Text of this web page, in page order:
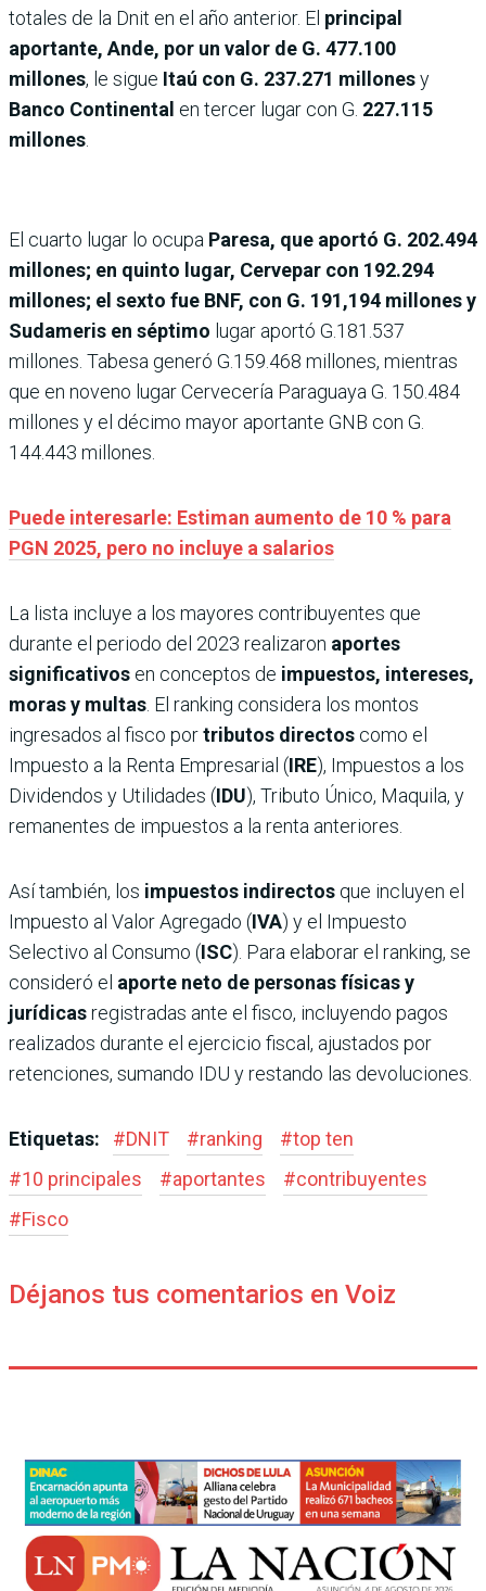
totales de la Dnit en el año anterior. El principal
aportante, Ande, por un valor de G. 477.100
millones, le sigue Itaú con G. 237.271 millonesy
Banco Continental en tercer lugar con G. 227.115
millones
El cuarto lugar lo ocupa Paresa, que aportó G. 202.494
millones; en quinto lugar, Cervepar con 192.294
millones; el sexto fue BNF, con G. 191,194 millones y
Sudameris en séptimo lugar aportó G.181.537
millones. Tabesa generó G.159.468 millones, mientras
que en noveno lugar Cervecería Paraguaya G. 150.484
millones y el décimo mayor aportante GNB con G.
144.443 millones.
Puede interesarle: Estiman aumento de 10 % para
PGN 2025, pero no incluye a salarios
La lista incluye a los mayores contribuyentes que
durante el periodo del 2023 realizaron aportes
significativos en conceptos de impuestos, intereses,
moras y multas . El ranking considera los montos
ingresados al fisco portributos directos como el
Impuesto a la Renta Empresarial (IRE), Impuestos a los
Dividendos y Utilidades (IDU), Tributo Único, Maquila, y
remanentes de impuestos a la renta anteriores.
Así también, los impuestos indirectos que incluyen el
Impuesto al Valor Agregado (IVA) y el Impuesto
Selectivo al Consumo (ISC). Para elaborar el ranking, se
consideró el aporte neto de personas físicas y
jurídicasregistradas ante el fisco, incluyendo pagos
realizados durante el ejercicio fiscal, ajustados por
retenciones, sumando IDU y restando las devoluciones.
Etiquetas: #DNIT #ranking #top ten
#10 principales #aportantes #contribuyentes
#Fisco
Déjanos tus comentarios en Voiz